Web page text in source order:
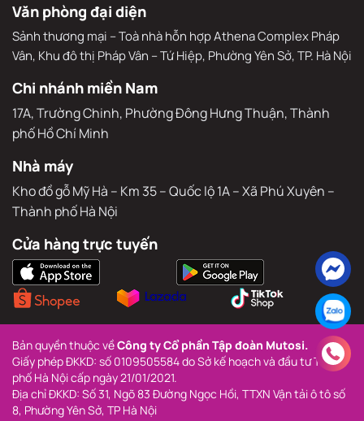
Văn phòng đại diện
Sảnh thương mại – Toà nhà hỗn hợp Athena Complex Pháp
Vân, Khu đô thị Pháp Vân – Tứ Hiệp, Phường Yên Sở, TP. Hà Nội
Chi nhánh miền Nam
17A, Trường Chinh, Phường Đông Hưng Thuận, Thành
phố Hồ Chí Minh
Nhà máy
Kho đồ gỗ Mỹ Hà – Km 35 – Quốc lộ 1A – Xã Phú Xuyên –
Thành phố Hà Nội
Cửa hàng trực tuyến
Bản quyền thuộc về Công ty Cổ phần Tập đoàn Mutosi.
Giấy phép ĐKKD: số 0109505584 do Sở kế hoạch và đầu tư Thành
phố Hà Nội cấp ngày 21/01/2021.
Địa chỉ ĐKKD: Số 31, Ngõ 83 Đường Ngọc Hồi, TTXN Vận tải ô tô số
8, Phường Yên Sở, TP Hà Nội